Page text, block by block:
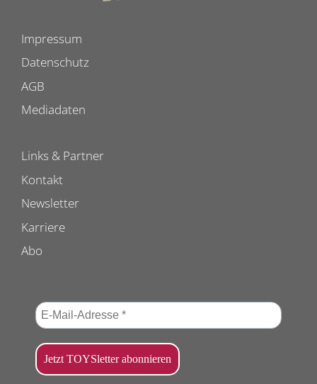
Impressum
Datenschutz
AGB
Mediadaten
Links & Partner
Kontakt
Newsletter
Karriere
Abo